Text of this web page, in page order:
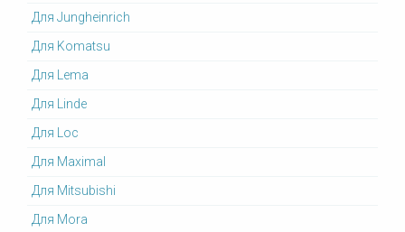
Для Jungheinrich
Для Komatsu
Для Lema
Для Linde
Для Loc
Для Maximal
Для Mitsubishi
Для Mora